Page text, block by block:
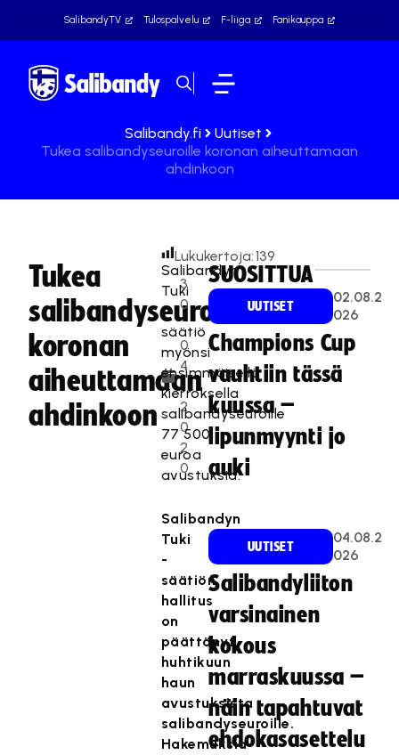
SalibandyTV Tulospalvelu F-liiga Fanikauppa
Salibandy.fi
Uutiset
Tukea salibandyseuroille koronan aiheuttamaan
ahdinkoon
Tukea
salibandyseuroille
koronan
aiheuttamaan
ahdinkoon
3
0
.
0
4
.
2
0
2
0
Lukukertoja:139
Salibandyn
Tuki
-
säätiö
myönsi
ensimmäisellä
kierroksella
salibandyseuroille
77 500
euroa
avustuksia.
Salibandyn
Tuki
-
säätiön
hallitus
on
päättänyt
huhtikuun
haun
avustuksista
salibandyseuroille.
Hakemuksia
SUOSITTUA
UUTISET
02.08.2
026
Champions Cup
vauhtiin tässä
kuussa –
lipunmyynti jo
auki
UUTISET
04.08.2
026
Salibandyliiton
varsinainen
kokous
marraskuussa –
näin tapahtuvat
ehdokasasettelu